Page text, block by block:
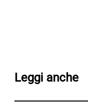
Leggi anche